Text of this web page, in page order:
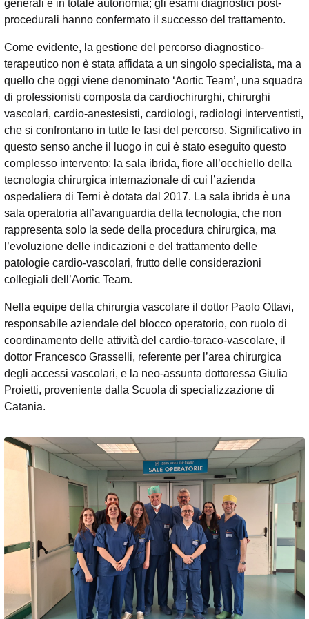
generali e in totale autonomia; gli esami diagnostici post-
procedurali hanno confermato il successo del trattamento.
Come evidente, la gestione del percorso diagnostico-
terapeutico non è stata affidata a un singolo specialista, ma a
quello che oggi viene denominato ‘Aortic Team’, una squadra
di professionisti composta da cardiochirurghi, chirurghi
vascolari, cardio-anestesisti, cardiologi, radiologi interventisti,
che si confrontano in tutte le fasi del percorso. Significativo in
questo senso anche il luogo in cui è stato eseguito questo
complesso intervento: la sala ibrida, fiore all’occhiello della
tecnologia chirurgica internazionale di cui l’azienda
ospedaliera di Terni è dotata dal 2017. La sala ibrida è una
sala operatoria all’avanguardia della tecnologia, che non
rappresenta solo la sede della procedura chirurgica, ma
l’evoluzione delle indicazioni e del trattamento delle
patologie cardio-vascolari, frutto delle considerazioni
collegiali dell’Aortic Team.
Nella equipe della chirurgia vascolare il dottor Paolo Ottavi,
responsabile aziendale del blocco operatorio, con ruolo di
coordinamento delle attività del cardio-toraco-vascolare, il
dottor Francesco Grasselli, referente per l’area chirurgica
degli accessi vascolari, e la neo-assunta dottoressa Giulia
Proietti, proveniente dalla Scuola di specializzazione di
Catania.